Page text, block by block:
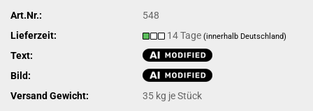
Art.Nr.:
548
Lieferzeit:
14 Tage(innerhalb Deutschland)
Text:
Bild:
Versand Gewicht:
35 kg je Stück